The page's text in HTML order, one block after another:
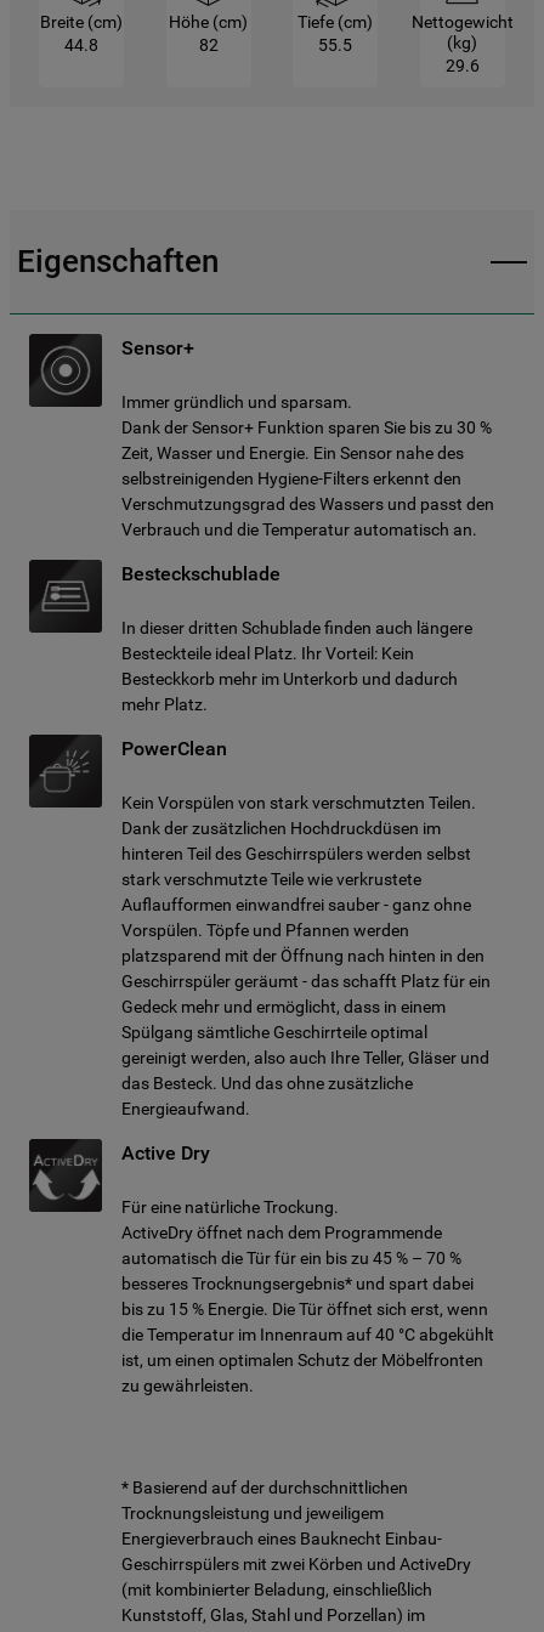
Breite (cm)
44.8
Höhe (cm)
82
Tiefe (cm)
55.5
Nettogewicht
(kg)
29.6
Eigenschaften
Sensor+
Immer gründlich und sparsam.
Dank der Sensor+ Funktion sparen Sie bis zu 30 %
Zeit, Wasser und Energie. Ein Sensor nahe des
selbstreinigenden Hygiene-Filters erkennt den
Verschmutzungsgrad des Wassers und passt den
Verbrauch und die Temperatur automatisch an.
Besteckschublade
In dieser dritten Schublade finden auch längere
Besteckteile ideal Platz. Ihr Vorteil: Kein
Besteckkorb mehr im Unterkorb und dadurch
mehr Platz.
PowerClean
Kein Vorspülen von stark verschmutzten Teilen.
Dank der zusätzlichen Hochdruckdüsen im
hinteren Teil des Geschirrspülers werden selbst
stark verschmutzte Teile wie verkrustete
Auflaufformen einwandfrei sauber - ganz ohne
Vorspülen. Töpfe und Pfannen werden
platzsparend mit der Öffnung nach hinten in den
Geschirrspüler geräumt - das schafft Platz für ein
Gedeck mehr und ermöglicht, dass in einem
Spülgang sämtliche Geschirrteile optimal
gereinigt werden, also auch Ihre Teller, Gläser und
das Besteck. Und das ohne zusätzliche
Energieaufwand.
Active Dry
Für eine natürliche Trockung.
ActiveDry öffnet nach dem Programmende
automatisch die Tür für ein bis zu 45 % – 70 %
besseres Trocknungsergebnis* und spart dabei
bis zu 15 % Energie. Die Tür öffnet sich erst, wenn
die Temperatur im Innenraum auf 40 °C abgekühlt
ist, um einen optimalen Schutz der Möbelfronten
zu gewährleisten.
* Basierend auf der durchschnittlichen
Trocknungsleistung und jeweiligem
Energieverbrauch eines Bauknecht Einbau-
Geschirrspülers mit zwei Körben und ActiveDry
(mit kombinierter Beladung, einschließlich
Kunststoff, Glas, Stahl und Porzellan) im